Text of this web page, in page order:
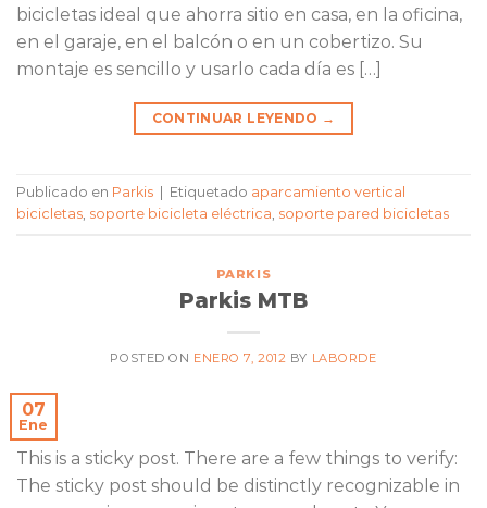
bicicletas ideal que ahorra sitio en casa, en la oficina,
en el garaje, en el balcón o en un cobertizo. Su
montaje es sencillo y usarlo cada día es […]
CONTINUAR LEYENDO →
Publicado en Parkis Etiquetado aparcamiento vertical
bicicletas, soporte bicicleta eléctrica, soporte pared bicicletas
PARKIS
Parkis MTB
POSTED ON ENERO 7, 2012 BY LABORDE
07
Ene
This is a sticky post. There are a few things to verify:
The sticky post should be distinctly recognizable in